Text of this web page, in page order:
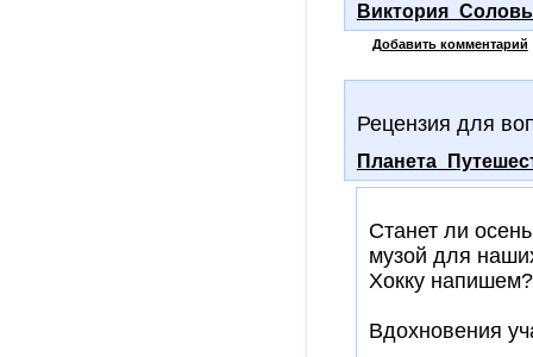
Добавить комментарий
Рецензия для
Станет ли осень
музой для
Хокку
Вдохновения